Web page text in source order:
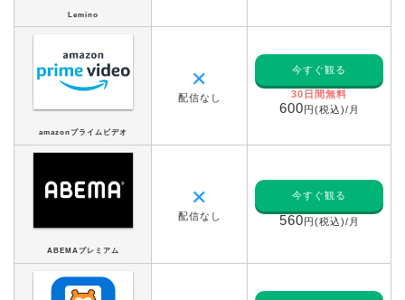
Lemino
amazonプライムビデオ
✕
配信なし
今すぐ観る
30日間無料
600円(税込)/月
ABEMAプレミアム
✕
配信なし
今すぐ観る
560円(税込)/月